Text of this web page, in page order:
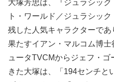
大塚芳忠は、『ジュラシッ
ト・ワールド／ジュラシッ
残した人気キャラクターで
果たすイアン・マルコム博
ュータTVCMからジェフ・
きた大塚は、「194センチと